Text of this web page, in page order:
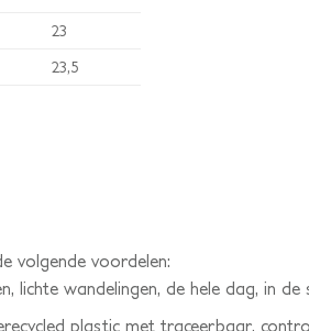
23
23,5
volgende voordelen:
lichte wandelingen, de hele dag, in
plastic met traceerbaar,